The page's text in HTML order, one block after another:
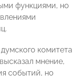
функциями, но
комитета
высказал мнение,
событий, но